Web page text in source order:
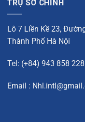
TRỤ SỞ CHÍNH
Lô 7 Liền Kề 23,
Thành Phố Hà Nội
Tel: (+84) 943 858 228
Email :